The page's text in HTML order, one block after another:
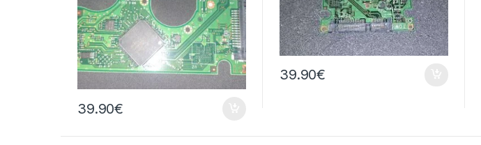
39.90€
39.90€